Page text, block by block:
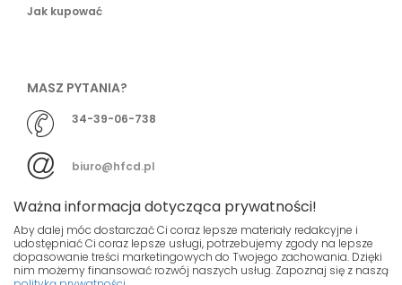
Jak kupować
MASZ PYTANIA?
34-39-06-738
biuro@hfcd.pl
© HFCD - HF Centrum Dystrybucyjne- Wszelkie prawa
Ważna informacja dotycząca prywatności!
Aby dalej móc dostarczać Ci coraz lepsze materiały redakcyjne i
udostępniać Ci coraz lepsze usługi, potrzebujemy zgody na lepsze
dopasowanie treści marketingowych do Twojego zachowania. Dzięki
nim możemy finansować rozwój naszych usług. Zapoznaj się z naszą